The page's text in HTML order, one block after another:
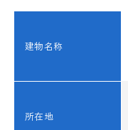
建物名称
所在地
講習会/イベ